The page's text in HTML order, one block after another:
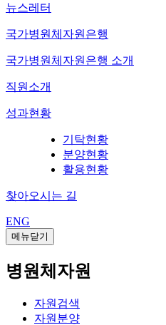
뉴스레터
국가병원체자원은행
국가병원체자원은행 소개
직원소개
성과현황
기탁현황
분양현황
활용현황
찾아오시는 길
ENG
메뉴닫기
병원체자원
자원검색
자원분양